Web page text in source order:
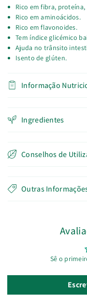
Rico em fibra, proteína,
Rico em aminoácidos.
Rico em flavonoides.
Tem índice glicémico
Ajuda no trânsito
Isento de glúten.
Informação
Ingredientes
Conselhos de
Outras
Sê o